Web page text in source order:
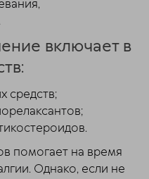
включает в
средств;
помогает на время
Однако, если не